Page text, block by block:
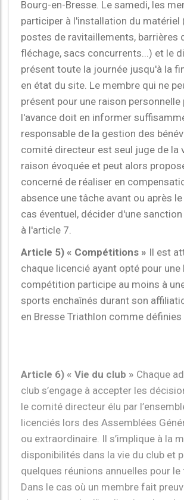
Bourg-en-Bresse. Le samedi, les
participer à l'installation du matériel
postes de ravitaillements, barrières
fléchage, sacs concurrents...) et le
présent toute la journée jusqu'à la
en état du site. Le membre qui ne
présent pour une raison personnelle
l'avance doit en informer
responsable de la gestion des
comité directeur est seul juge de la
raison évoquée et peut alors
concerné de réaliser en
absence une tâche avant ou après
cas éventuel, décider d'une
à l'article 7.
Article 5) « Compétitions » Il est
chaque licencié ayant opté pour une
compétition participe au moins à
sports enchaînés durant son
en Bresse Triathlon comme définies
le comité directeur élu par
licenciés lors des Assemblées
ou extraordinaire. Il s’implique à la
disponibilités dans la vie du club et
quelques réunions annuelles pour le
Dans le cas où un membre fait
absence totale d'implication dans la
comité directeur peut décider d'une